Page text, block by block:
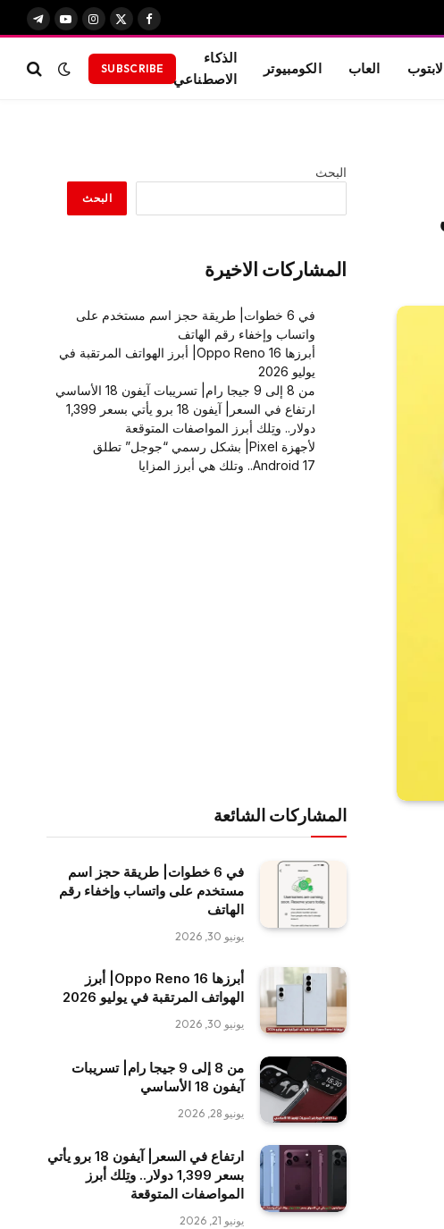
فيسبوك
X
الانستغرام
يوتيوبتيلقرام
لابتوب العاب الكومبيوتر
الذكاء
الاصطناعي
SUBSCRIBE
البحث
البحث
المشاركات الاخيرة
في 6 خطوات| طريقة حجز اسم مستخدم على
واتساب وإخفاء رقم الهاتف
أبرزها Oppo Reno 16| أبرز الهواتف المرتقبة في
يوليو 2026
من 8 إلى 9 جيجا رام| تسريبات آيفون 18 الأساسي
ارتفاع في السعر| آيفون 18 برو يأتي بسعر 1,399
دولار.. وتِلك أبرز المواصفات المتوقعة
لأجهزة Pixel| بشكل رسمي “جوجل” تطلق
Android 17.. وتلك هي أبرز المزايا
المشاركات الشائعة
في 6 خطوات| طريقة حجز اسم
مستخدم على واتساب وإخفاء رقم
الهاتف
يونيو 30, 2026
أبرزها Oppo Reno 16| أبرز
الهواتف المرتقبة في يوليو 2026
يونيو 30, 2026
من 8 إلى 9 جيجا رام| تسريبات
آيفون 18 الأساسي
يونيو 28, 2026
ارتفاع في السعر| آيفون 18 برو يأتي
بسعر 1,399 دولار.. وتِلك أبرز
المواصفات المتوقعة
يونيو 21, 2026